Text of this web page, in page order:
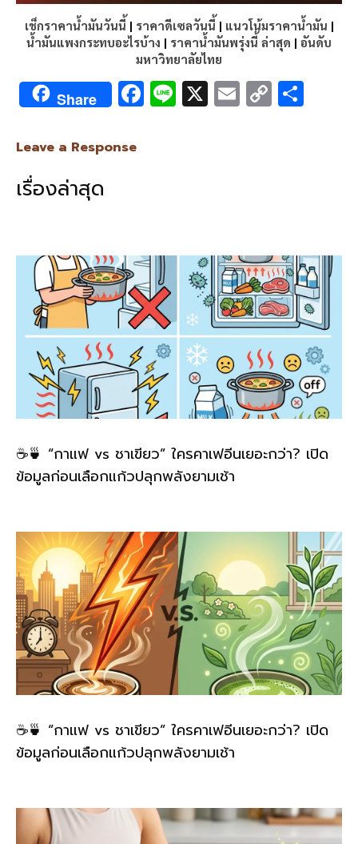
เช็กราคาน้ำมันวันนี้ | ราคาดีเซลวันนี้ | แนวโน้มราคาน้ำมัน |
น้ำมันแพงกระทบอะไรบ้าง | ราคาน้ำมันพรุ่งนี้ ล่าสุด | อันดับ
มหาวิทยาลัยไทย
Share F
k
Li X E C
Leave a Response
เรื่องล่าสุด
☕🍵 “กาแฟ vs ชาเขียว” ใครคาเฟอีนเยอะกว่า? เปิด
ข้อมูลก่อนเลือกแก้วปลุกพลังยามเช้า
☕🍵 “กาแฟ vs ชาเขียว” ใครคาเฟอีนเยอะกว่า? เปิด
ข้อมูลก่อนเลือกแก้วปลุกพลังยามเช้า